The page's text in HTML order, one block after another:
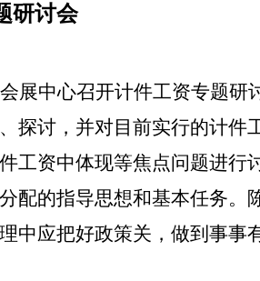
研讨会
展中心召开计件工资专题
探讨，并对目前实行的计
工资中体现等焦点问题进行
配的指导思想和基本任务
中应把好政策关，做到事